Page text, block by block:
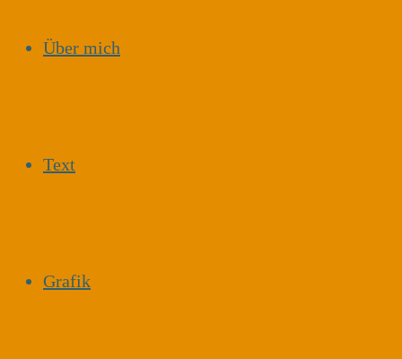
Über mich
Text
Grafik